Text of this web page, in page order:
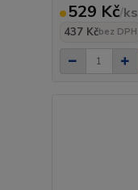
529 Kč/ks
437 Kčbez DPH